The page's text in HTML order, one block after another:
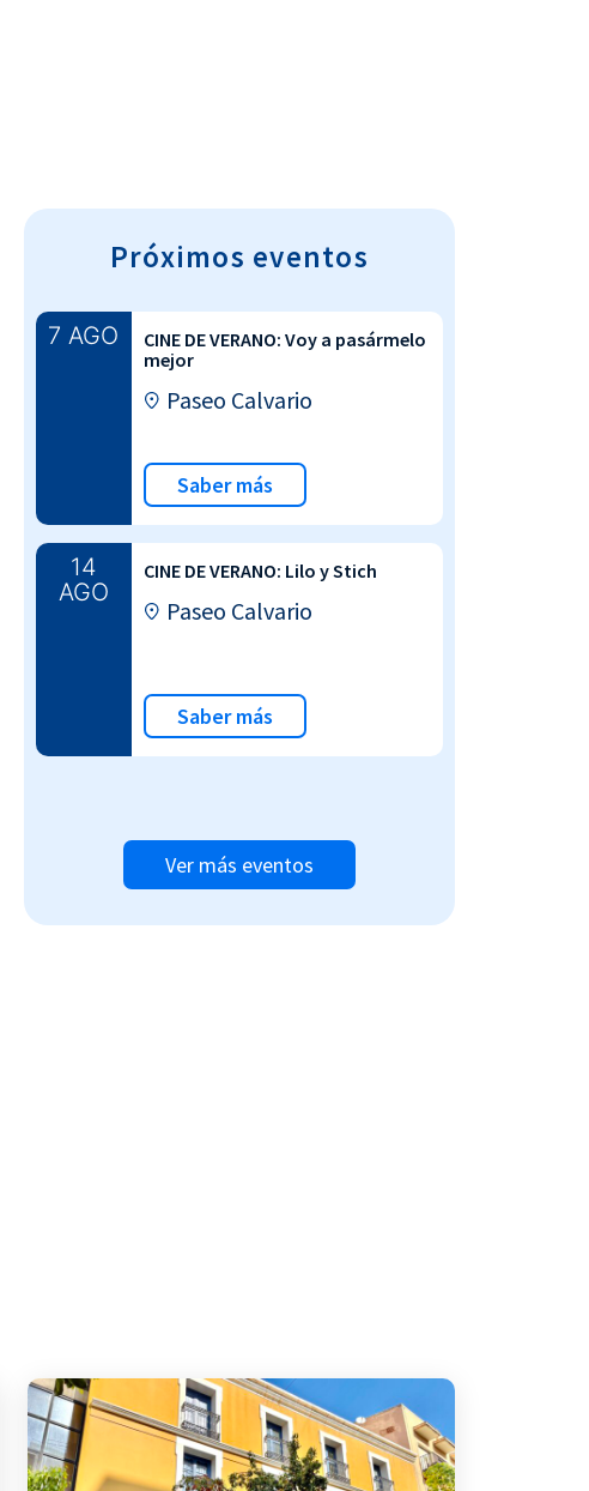
Próximos eventos
7 AGO
CINE DE VERANO: Voy a pasármelo
mejor
Paseo Calvario
Saber más
14
AGO
CINE DE VERANO: Lilo y Stich
Paseo Calvario
Saber más
Ver más eventos